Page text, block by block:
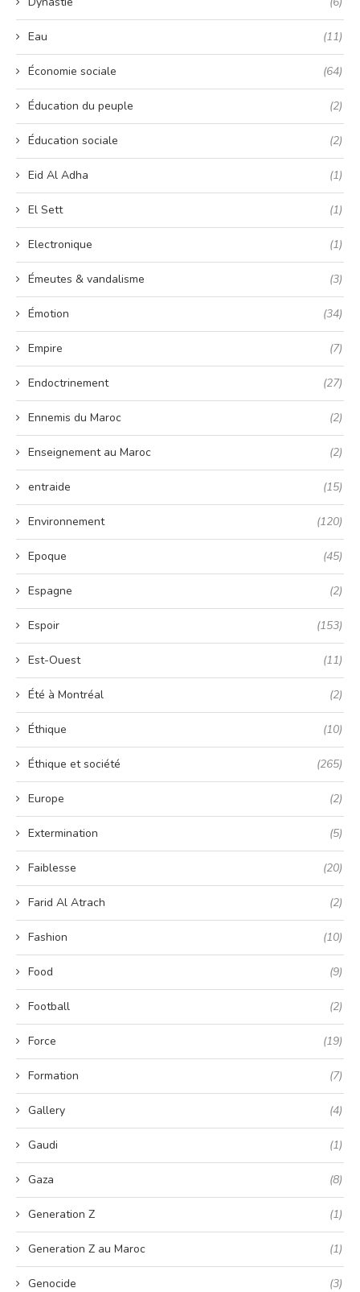
Eau (11)
Économie sociale (64)
Éducation du peuple (2)
Éducation sociale (2)
Eid Al Adha (1)
El Sett (1)
Electronique (1)
Émeutes & vandalisme (3)
Émotion (34)
Empire (7)
Endoctrinement (27)
Ennemis du Maroc (2)
Enseignement au Maroc (2)
entraide (15)
Environnement (120)
Epoque (45)
Espagne (2)
Espoir (153)
Est-Ouest (11)
Été à Montréal (2)
Éthique (10)
Éthique et société (265)
Europe (2)
Extermination (5)
Faiblesse (20)
Farid Al Atrach (2)
Fashion (10)
Food (9)
Football (2)
Force (19)
Formation (7)
Gallery (4)
Gaudi (1)
Gaza (8)
Generation Z (1)
Generation Z au Maroc (1)
Genocide (3)